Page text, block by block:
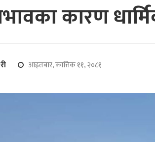
कारण
आइतबार, कात्तिक ११, २०८१